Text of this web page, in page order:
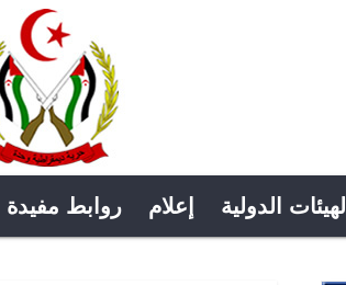
الهيئات الدولية إعلام روابط مفيدة